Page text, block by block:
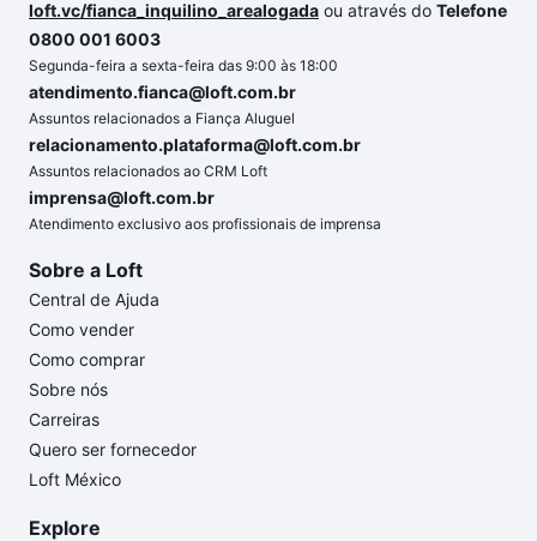
loft.vc/fianca_inquilino_arealogada ou através do Telefone
0800 001 6003
Segunda-feira a sexta-feira das 9:00 às 18:00
atendimento.fianca@loft.com.br
Assuntos relacionados a Fiança Aluguel
relacionamento.plataforma@loft.com.br
Assuntos relacionados ao CRM Loft
imprensa@loft.com.br
Atendimento exclusivo aos profissionais de imprensa
Sobre a Loft
Central de Ajuda
Como vender
Como comprar
Sobre nós
Carreiras
Quero ser fornecedor
Loft México
Explore